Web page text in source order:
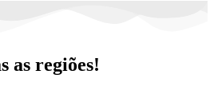
as regiões!